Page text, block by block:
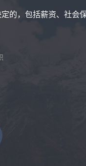
的，包括薪资、社会保